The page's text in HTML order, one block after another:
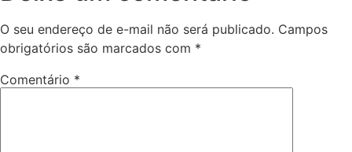
O seu endereço de e-mail não será publicado. Campos
obrigatórios são marcados com *
Comentário *